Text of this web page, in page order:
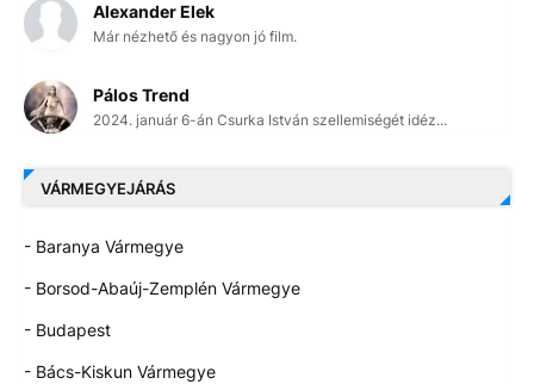
Alexander Elek
Már nézhető és nagyon jó film.
Pálos Trend
2024. január 6-án Csurka István szellemiségét idéz...
VÁRMEGYEJÁRÁS
- Baranya Vármegye
- Borsod-Abaúj-Zemplén Vármegye
- Budapest
- Bács-Kiskun Vármegye